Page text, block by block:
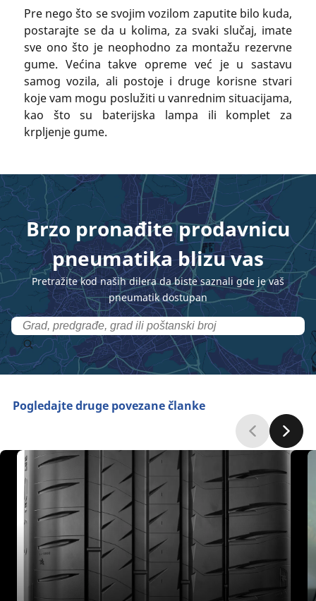
Pre nego što se svojim vozilom zaputite bilo kuda,
postarajte se da u kolima, za svaki slučaj, imate
sve ono što je neophodno za montažu rezervne
gume. Većina takve opreme već je u sastavu
samog vozila, ali postoje i druge korisne stvari
koje vam mogu poslužiti u vanrednim situacijama,
kao što su baterijska lampa ili komplet za
krpljenje gume.
Brzo pronađite prodavnicu
pneumatika blizu vas
Pretražite kod naših dilera da biste saznali gde je vaš
pneumatik dostupan
Pogledajte druge povezane članke